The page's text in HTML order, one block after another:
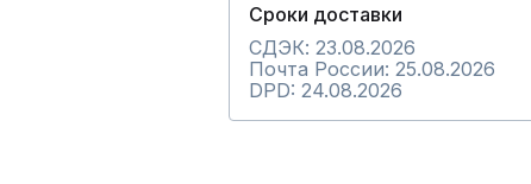
Сроки доставки
СДЭК: 23.08.2026
Почта России: 25.08.2026
DPD: 24.08.2026